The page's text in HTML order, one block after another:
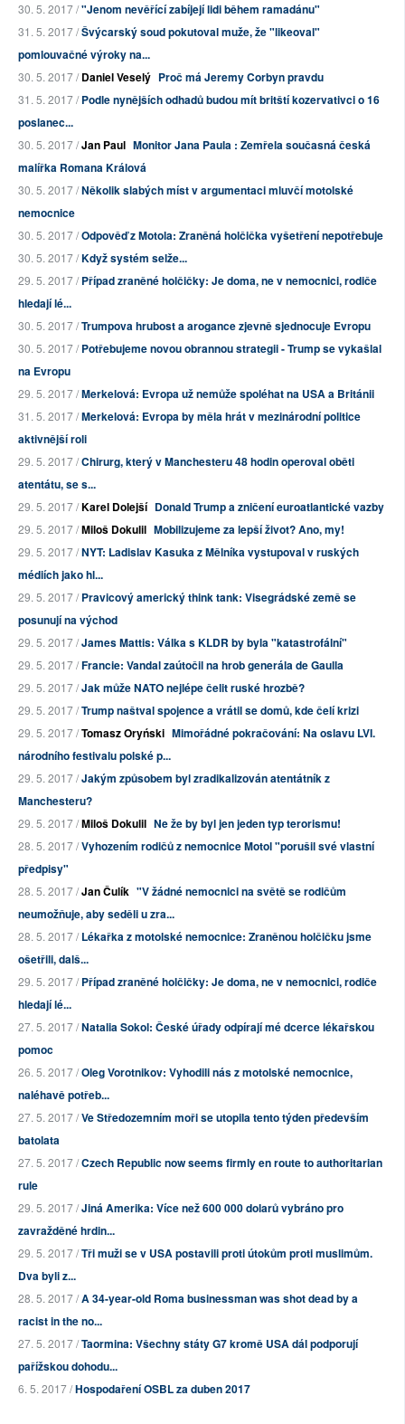
30. 5. 2017 /"Jenom nevěřící zabíjejí lidi během ramadánu"
31. 5. 2017 /Švýcarský soud pokutoval muže, že "likeoval"
pomlouvačné výroky na...
30. 5. 2017 /Daniel Veselý Proč má Jeremy Corbyn pravdu
31. 5. 2017 /Podle nynějších odhadů budou mít britští kozervativci o 16
poslanec...
30. 5. 2017 /Jan Paul Monitor Jana Paula : Zemřela současná česká
malířka Romana Králová
30. 5. 2017 /Několik slabých míst v argumentaci mluvčí motolské
nemocnice
30. 5. 2017 /Odpověď z Motola: Zraněná holčička vyšetření nepotřebuje
30. 5. 2017 /Když systém selže...
29. 5. 2017 /Případ zraněné holčičky: Je doma, ne v nemocnici, rodiče
hledají lé...
30. 5. 2017 /Trumpova hrubost a arogance zjevně sjednocuje Evropu
30. 5. 2017 /Potřebujeme novou obrannou strategii - Trump se vykašlal
na Evropu
29. 5. 2017 /Merkelová: Evropa už nemůže spoléhat na USA a Británii
31. 5. 2017 /Merkelová: Evropa by měla hrát v mezinárodní politice
aktivnější roli
29. 5. 2017 /Chirurg, který v Manchesteru 48 hodin operoval oběti
atentátu, se s...
29. 5. 2017 /Karel Dolejší Donald Trump a zničení euroatlantické vazby
29. 5. 2017 /Miloš Dokulil Mobilizujeme za lepší život? Ano, my!
29. 5. 2017 /NYT: Ladislav Kasuka z Mělníka vystupoval v ruských
médiích jako hl...
29. 5. 2017 /Pravicový americký think tank: Visegrádské země se
posunují na východ
29. 5. 2017 /James Mattis: Válka s KLDR by byla "katastrofální"
29. 5. 2017 /Francie: Vandal zaútočil na hrob generála de Gaulla
29. 5. 2017 /Jak může NATO nejlépe čelit ruské hrozbě?
29. 5. 2017 /Trump naštval spojence a vrátil se domů, kde čelí krizi
29. 5. 2017 /Tomasz Oryński Mimořádné pokračování: Na oslavu LVI.
národního festivalu polské p...
29. 5. 2017 /Jakým způsobem byl zradikalizován atentátník z
Manchesteru?
29. 5. 2017 /Miloš Dokulil Ne že by byl jen jeden typ terorismu!
28. 5. 2017 /Vyhozením rodičů z nemocnice Motol "porušil své vlastní
předpisy"
28. 5. 2017 /Jan Čulík "V žádné nemocnici na světě se rodičům
neumožňuje, aby seděli u zra...
28. 5. 2017 /Lékařka z motolské nemocnice: Zraněnou holčičku jsme
ošetřili, dalš...
29. 5. 2017 /Případ zraněné holčičky: Je doma, ne v nemocnici, rodiče
hledají lé...
27. 5. 2017 /Natalia Sokol: České úřady odpírají mé dcerce lékařskou
pomoc
26. 5. 2017 /Oleg Vorotnikov: Vyhodili nás z motolské nemocnice,
naléhavě potřeb...
27. 5. 2017 /Ve Středozemním moři se utopila tento týden především
batolata
27. 5. 2017 /Czech Republic now seems firmly en route to authoritarian
rule
29. 5. 2017 /Jiná Amerika: Více než 600 000 dolarů vybráno pro
zavražděné hrdin...
29. 5. 2017 /Tři muži se v USA postavili proti útokům proti muslimům.
Dva byli z...
28. 5. 2017 /A 34-year-old Roma businessman was shot dead by a
racist in the no...
27. 5. 2017 /Taormina: Všechny státy G7 kromě USA dál podporují
pařížskou dohodu...
6. 5. 2017 /Hospodaření OSBL za duben 2017